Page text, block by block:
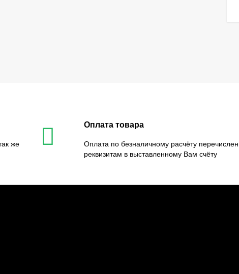
же
Оплата товара
Оплата по безналичному расчёту
реквизитам в выставленному Вам счёту